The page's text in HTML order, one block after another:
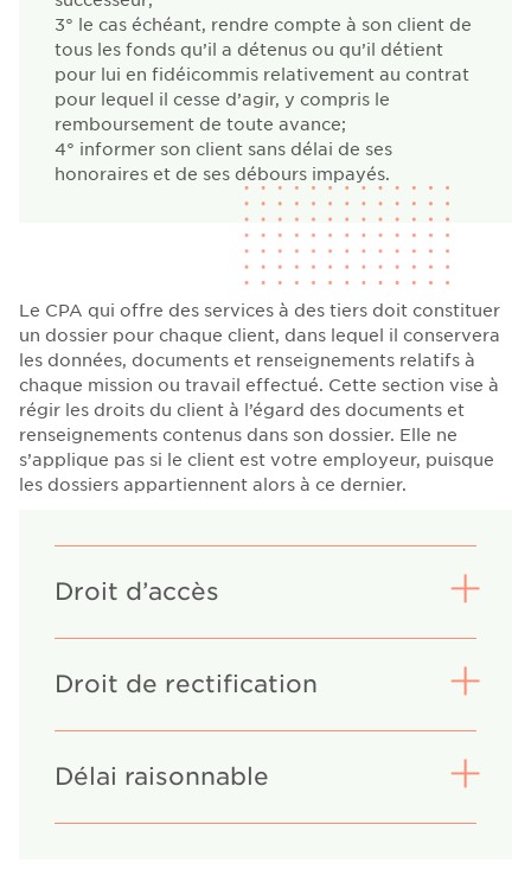
3° le cas échéant, rendre compte à son client de
tous les fonds qu’il a détenus ou qu’il détient
pour lui en fidéicommis relativement au contrat
pour lequel il cesse d’agir, y compris le
remboursement de toute avance;
4° informer son client sans délai de ses
honoraires et de ses débours impayés.
Le CPA qui offre des services à des tiers doit constituer
un dossier pour chaque client, dans lequel il conservera
les données, documents et renseignements relatifs à
chaque mission ou travail effectué. Cette section vise à
régir les droits du client à l’égard des documents et
renseignements contenus dans son dossier. Elle ne
s’applique pas si le client est votre employeur, puisque
les dossiers appartiennent alors à ce dernier.
Droit d’accès
Droit de rectification
Délai raisonnable